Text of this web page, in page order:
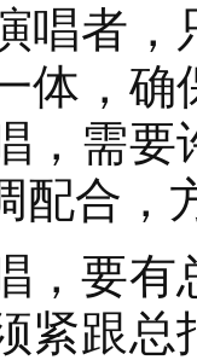
唱者
体，
，需
配合，
要有
紧跟